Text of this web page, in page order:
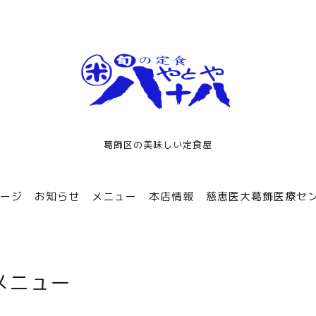
葛飾区の美味しい定食屋
ジ お知らせ メニュー 本店情報 慈恵医大葛飾医療セ
ニュー